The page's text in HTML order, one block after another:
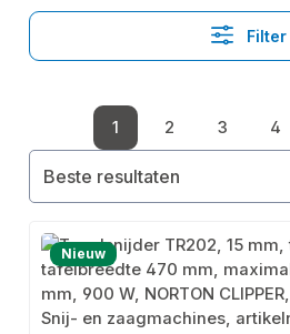
Filter
Pagina
1
Pagina
2
Pagina
3 4
Nieuw